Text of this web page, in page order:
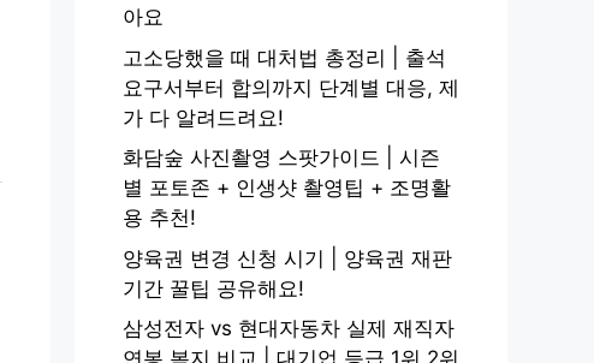
아요
고소당했을 때 대처법 총정리 | 출석
요구서부터 합의까지 단계별 대응, 제
가 다 알려드려요!
화담숲 사진촬영 스팟가이드 | 시즌
별 포토존 + 인생샷 촬영팁 + 조명활
용 추천!
양육권 변경 신청 시기 | 양육권 재판
기간 꿀팁 공유해요!
삼성전자 vs 현대자동차 실제 재직자
연봉 복지 비교 | 대기업 등급 1위 2위